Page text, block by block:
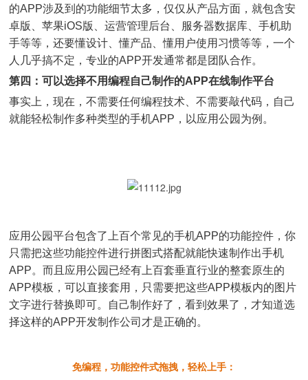
的APP涉及到的功能细节太多，仅仅从产品方面，就包含安
卓版、苹果iOS版、运营管理后台、服务器数据库、手机助
手等等，还要懂设计、懂产品、懂用户使用习惯等等，一个
人几乎搞不定，专业的APP开发通常都是团队合作。
第四：可以选择不用编程自己制作的APP在线制作平台
事实上，现在，不需要任何编程技术、不需要敲代码，自己
就能轻松制作多种类型的手机APP，以应用公园为例。
应用公园平台包含了上百个常见的手机APP的功能控件，你
只需把这些功能控件进行拼图式搭配就能快速制作出手机
APP。而且应用公园已经有上百套垂直行业的整套原生的
APP模板，可以直接套用，只需要把这些APP模板内的图片
文字进行替换即可。自己制作好了，看到效果了，才知道选
择这样的APP开发制作公司才是正确的。
免编程，功能控件式拖拽，轻松上手：